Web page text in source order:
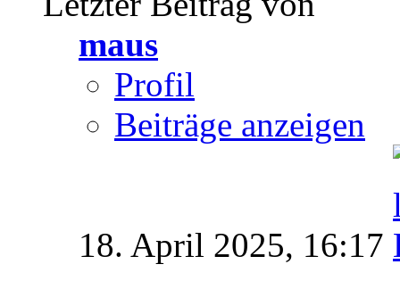
maus
Profil
Beiträge anzeigen
18. April 2025, 16:17